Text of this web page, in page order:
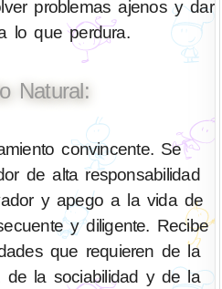
problemas ajenos y dar
lo que perdura.
Natural:
convincente. Se
de alta responsabilidad
y apego a la vida de
y diligente. Recibe
que requieren de la
de la sociabilidad y de la